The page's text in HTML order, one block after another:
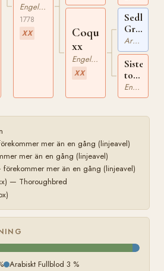
Engelskt Fullblod
1778
XX
Coquette
xx
Engelskt Fullblod
XX
Sedleys
Grey
Arabian
ox
Arabiskt Fullblod
Sister
to
Regulus
xx
Engelskt Fullblod
mer än en gång (linjeavel)
mer än en gång (linjeavel)
mer än en gång (linjeavel)
— Thoroughbred
Arabiskt Fullblod 3 %